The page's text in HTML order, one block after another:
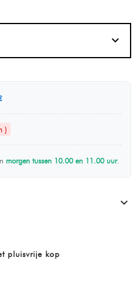
)
morgen tussen 10.00 en 11.00 uur.
pluisvrije kop